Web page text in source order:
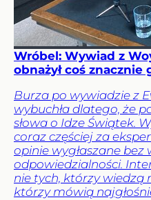
Wróbel: Wywiad z
obnażył coś znacznie
Burza po wywiadzie z
wybuchła dlatego, że
słowa o Idze Świątek.
coraz częściej za
opinie wygłaszane bez
odpowiedzialności.
nie tych, którzy wiedzą
którzy mówią